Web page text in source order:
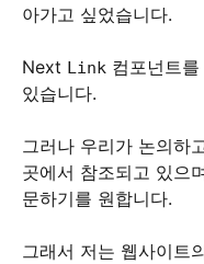
아가고 싶었습니다.
Next Link 컴포넌트
있습니다.
그러나 우리가 논의하
곳에서 참조되고 있으
문하기를 원합니다.
그래서 저는 웹사이트